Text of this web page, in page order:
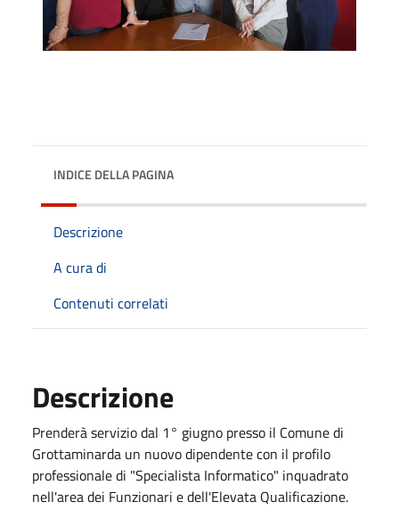
INDICE DELLA PAGINA
Descrizione
A cura di
Contenuti correlati
Descrizione
Prenderà servizio dal 1° giugno presso il Comune di
Grottaminarda un nuovo dipendente con il profilo
professionale di "Specialista Informatico" inquadrato
nell'area dei Funzionari e dell'Elevata Qualificazione.